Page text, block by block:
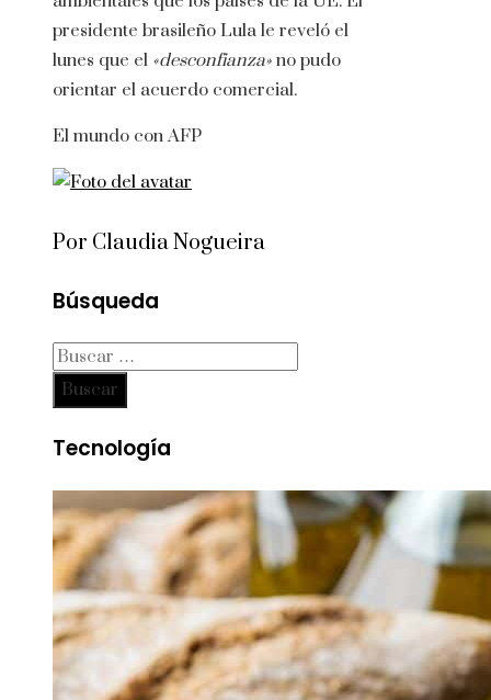
presidente brasileño Lula le reveló el
lunes que el «desconfianza» no pudo
orientar el acuerdo comercial.
El mundo con AFP
Por Claudia Nogueira
Búsqueda
Buscar:
Tecnología